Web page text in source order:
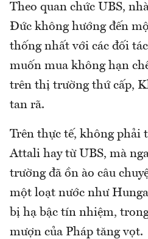
Theo quan chức UBS,
Đức không hướng đến
thống nhất với các đối
muốn mua không hạn
trên thị trường thứ cấp,
tan rã.
Trên thực tế, không phải
Attali hay từ UBS, mà
trường đã ồn ào câu
một loạt nước như
bị hạ bậc tín nhiệm,
mượn của Pháp tăng vọt.